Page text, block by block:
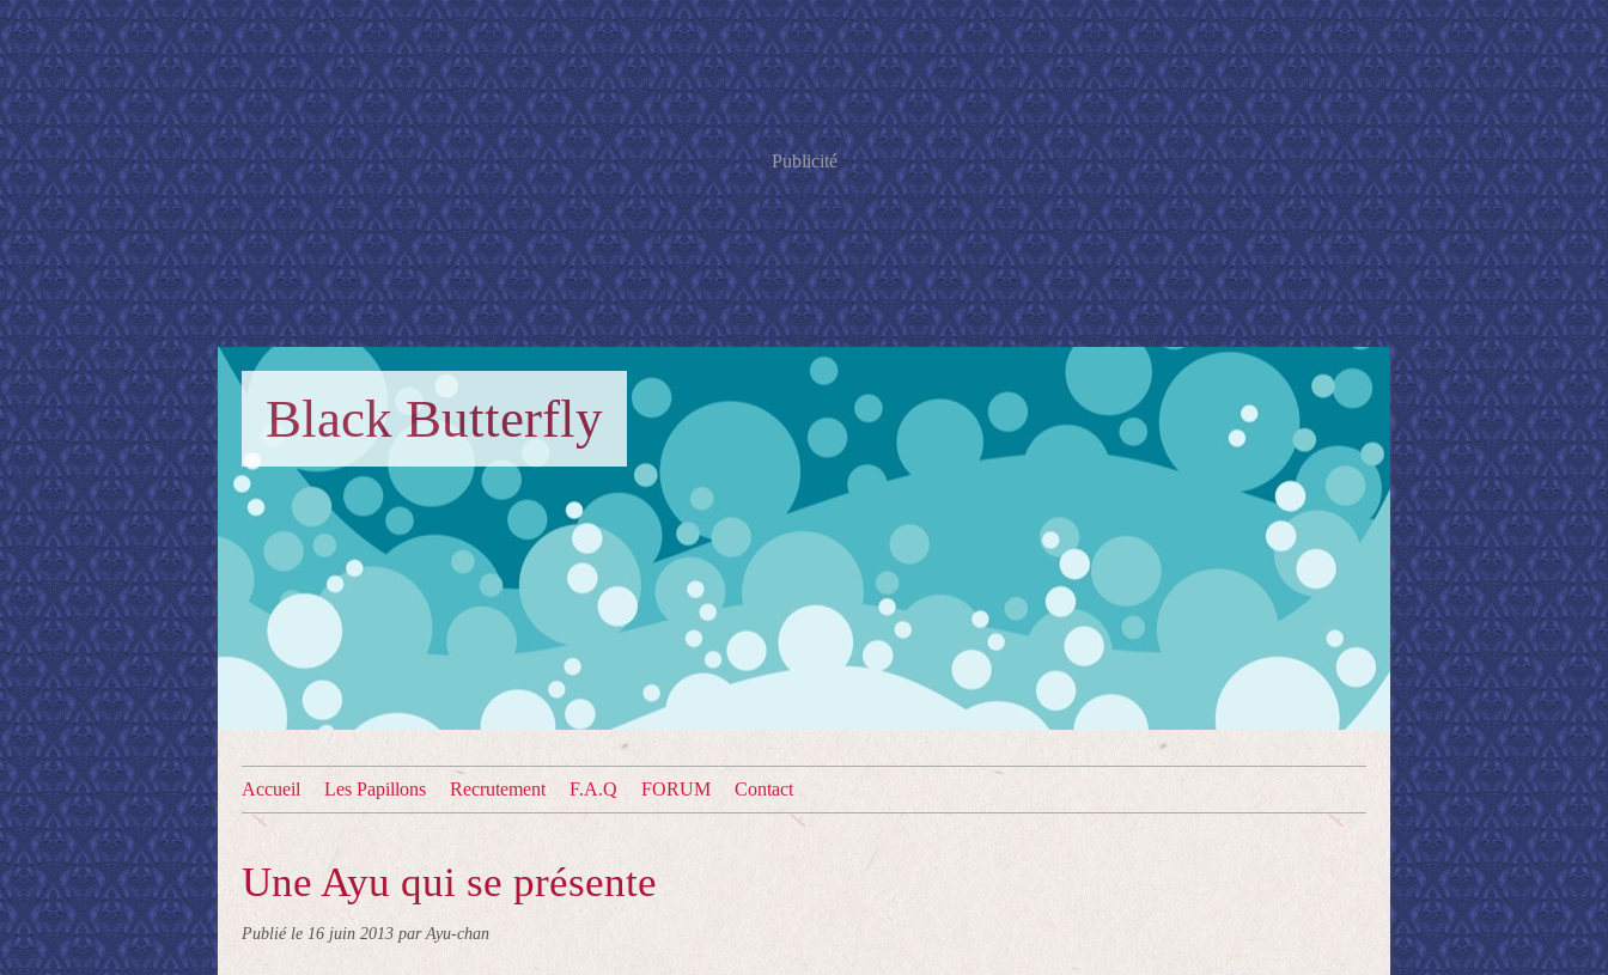
Publicité
Black Butterfly
Accueil Les Papillons Recrutement F.A.Q FORUM Contact
Une Ayu qui se présente
Publié le 16 juin 2013 par Ayu-chan